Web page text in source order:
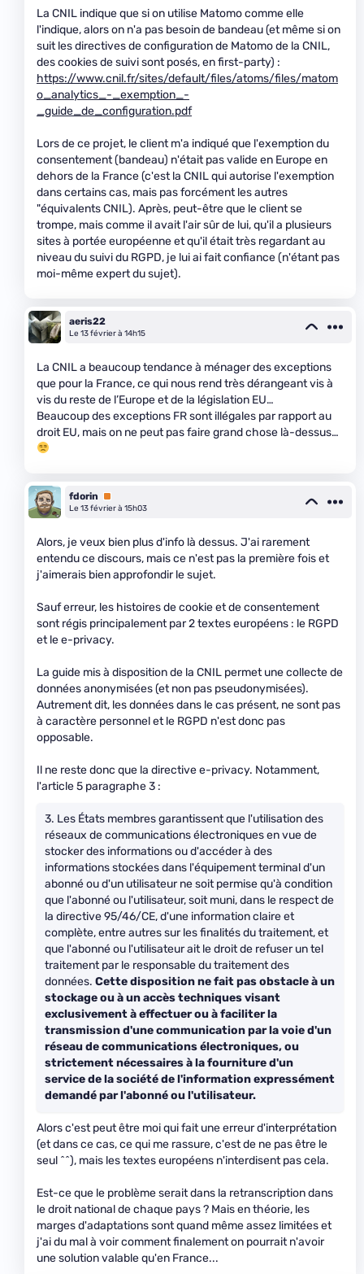
La CNIL indique que si on utilise Matomo comme elle
l'indique, alors on n'a pas besoin de bandeau (et même si on
suit les directives de configuration de Matomo de la CNIL,
des cookies de suivi sont posés, en first-party) :
https://www.cnil.fr/sites/default/files/atoms/files/matom
o_analytics_-_exemption_-
_guide_de_configuration.pdf
Lors de ce projet, le client m'a indiqué que l'exemption du
consentement (bandeau) n'était pas valide en Europe en
dehors de la France (c'est la CNIL qui autorise l'exemption
dans certains cas, mais pas forcément les autres
"équivalents CNIL). Après, peut-être que le client se
trompe, mais comme il avait l'air sûr de lui, qu'il a plusieurs
sites à portée européenne et qu'il était très regardant au
niveau du suivi du RGPD, je lui ai fait confiance (n'étant pas
moi-même expert du sujet).
aeris22
Le 13 février à 14h15
La CNIL a beaucoup tendance à ménager des exceptions
que pour la France, ce qui nous rend très dérangeant vis à
vis du reste de l’Europe et de la législation EU…
Beaucoup des exceptions FR sont illégales par rapport au
droit EU, mais on ne peut pas faire grand chose là-dessus…
fdorin
Premium
Le 13 février à 15h03
Alors, je veux bien plus d'info là dessus. J'ai rarement
entendu ce discours, mais ce n'est pas la première fois et
j'aimerais bien approfondir le sujet.
Sauf erreur, les histoires de cookie et de consentement
sont régis principalement par 2 textes européens : le RGPD
et le e-privacy.
La guide mis à disposition de la CNIL permet une collecte de
données anonymisées (et non pas pseudonymisées).
Autrement dit, les données dans le cas présent, ne sont pas
à caractère personnel et le RGPD n'est donc pas
opposable.
Il ne reste donc que la directive e-privacy. Notamment,
l'article 5 paragraphe 3 :
3. Les États membres garantissent que l'utilisation des
réseaux de communications électroniques en vue de
stocker des informations ou d'accéder à des
informations stockées dans l'équipement terminal d'un
abonné ou d'un utilisateur ne soit permise qu'à condition
que l'abonné ou l'utilisateur, soit muni, dans le respect de
la directive 95/46/CE, d'une information claire et
complète, entre autres sur les finalités du traitement, et
que l'abonné ou l'utilisateur ait le droit de refuser un tel
traitement par le responsable du traitement des
données. Cette disposition ne fait pas obstacle à un
stockage ou à un accès techniques visant
exclusivement à effectuer ou à faciliter la
transmission d'une communication par la voie d'un
réseau de communications électroniques, ou
strictement nécessaires à la fourniture d'un
service de la société de l'information expressément
demandé par l'abonné ou l'utilisateur.
Alors c'est peut être moi qui fait une erreur d'interprétation
(et dans ce cas, ce qui me rassure, c'est de ne pas être le
seul ^^), mais les textes européens n'interdisent pas cela.
Est-ce que le problème serait dans la retranscription dans
le droit national de chaque pays ? Mais en théorie, les
marges d'adaptations sont quand même assez limitées et
j'ai du mal à voir comment finalement on pourrait n'avoir
une solution valable qu'en France...